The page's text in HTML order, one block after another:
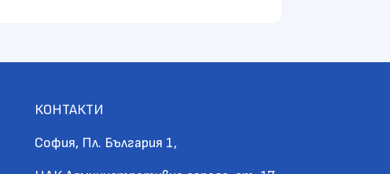
КОНТАКТИ
София, Пл. България 1,